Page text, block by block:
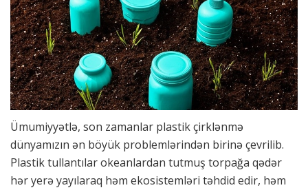
Ümumiyyətlə, son zamanlar plastik çirklənmə
dünyamızın ən böyük problemlərindən birinə çevrilib.
Plastik tullantılar okeanlardan tutmuş torpağa qədər
hər yerə yayılaraq həm ekosistemləri təhdid edir, həm